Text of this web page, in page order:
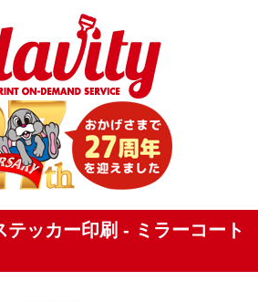
テッカー印刷 - ミラーコート